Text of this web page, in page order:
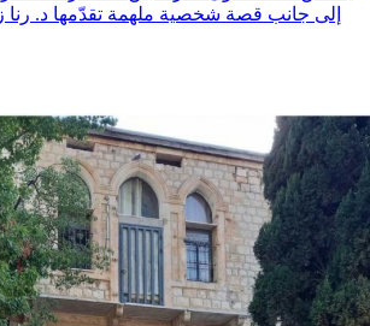
إلى جانب قصة شخصية ملهمة تقدّمها د. رنا